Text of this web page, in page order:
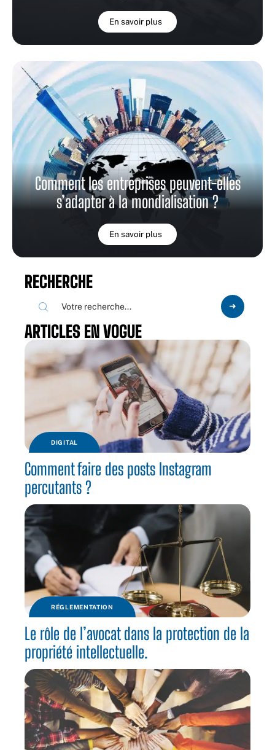
En savoir plus
Comment les entreprises peuvent-elles
s’adapter à la mondialisation ?
En savoir plus
RECHERCHE
ARTICLES EN VOGUE
DIGITAL
Comment faire des posts Instagram
percutants ?
RÉGLEMENTATION
Le rôle de l’avocat dans la protection de la
propriété intellectuelle.